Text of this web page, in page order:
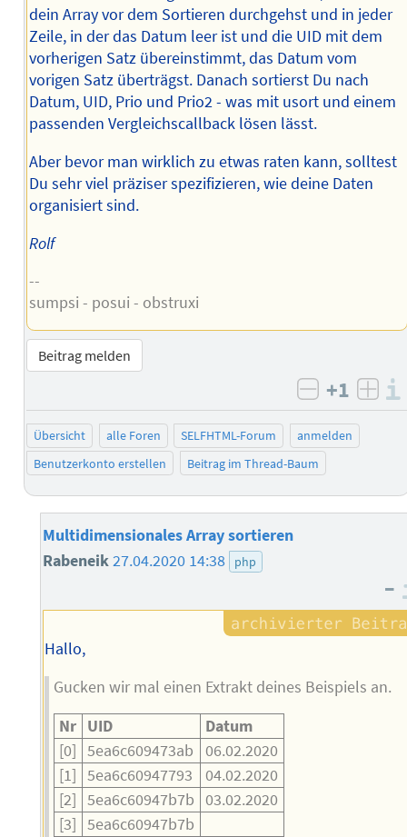
dein Array vor dem Sortieren durchgehst und in jeder
Zeile, in der das Datum leer ist und die UID mit dem
vorherigen Satz übereinstimmt, das Datum vom
vorigen Satz überträgst. Danach sortierst Du nach
Datum, UID, Prio und Prio2 - was mit usort und einem
passenden Vergleichscallback lösen lässt.
Aber bevor man wirklich zu etwas raten kann, solltest
Du sehr viel präziser spezifizieren, wie deine Daten
organisiert sind.
Rolf
--
sumpsi - posui - obstruxi
Beitrag melden
negativ
+1
Übersicht alle Foren SELFHTML-Forum
anmelden
Benutzerkonto erstellen
Beitrag im Thread-Baum
Multidimensionales Array sortieren
Rabeneik27.04.2020 14:38 php
–
Hallo,
Gucken wir mal einen Extrakt deines Beispiels an.
Nr UID
Datum
[0]
5ea6c609473ab
06.02.2020
[1]
5ea6c60947793
04.02.2020
[2]
5ea6c60947b7b
03.02.2020
[3]
5ea6c60947b7b